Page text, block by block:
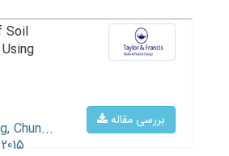
بررسی مقاله
Soil
Using
Chun...
2015